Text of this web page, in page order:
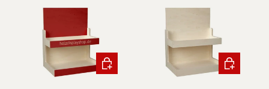
In den Warenkorb In den